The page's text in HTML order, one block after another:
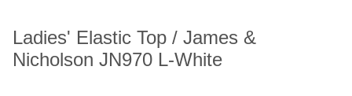
Ladies' Elastic Top / James &
Nicholson JN970 L-White